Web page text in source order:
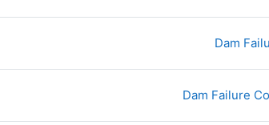
Damرابط الكتروني
Dam Failureرابط الكتروني